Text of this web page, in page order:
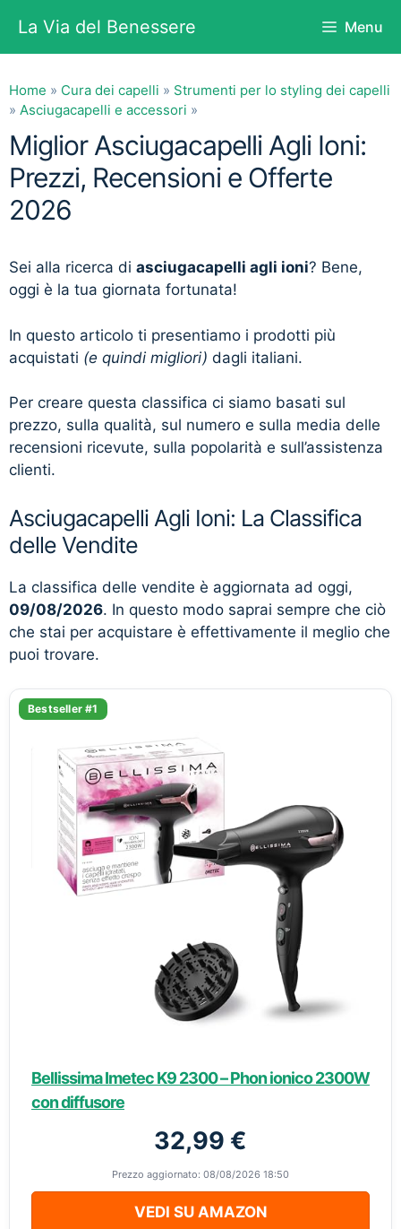
contenuto
La Via del Benessere Menu
Home » Cura dei capelli » Strumenti per lo styling dei capelli
» Asciugacapelli e accessori »
Miglior Asciugacapelli Agli Ioni:
Prezzi, Recensioni e Offerte
2026
Sei alla ricerca di asciugacapelli agli ioni? Bene,
oggi è la tua giornata fortunata!
In questo articolo ti presentiamo i prodotti più
acquistati (e quindi migliori) dagli italiani.
Per creare questa classifica ci siamo basati sul
prezzo, sulla qualità, sul numero e sulla media delle
recensioni ricevute, sulla popolarità e sull’assistenza
clienti.
Asciugacapelli Agli Ioni: La Classifica
delle Vendite
La classifica delle vendite è aggiornata ad oggi,
09/08/2026. In questo modo saprai sempre che ciò
che stai per acquistare è effettivamente il meglio che
puoi trovare.
Bestseller #1
Bellissima Imetec K9 2300 – Phon ionico 2300W
con diffusore
32,99 €
Prezzo aggiornato: 08/08/2026 18:50
VEDI SU AMAZON